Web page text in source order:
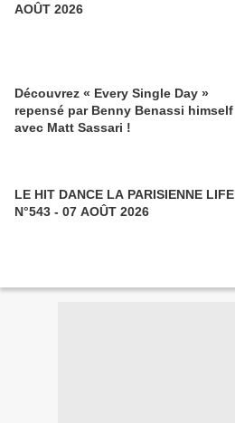
AOÛT 2026
Découvrez « Every Single Day »
repensé par Benny Benassi himself
avec Matt Sassari !
LE HIT DANCE LA PARISIENNE LIFE
N°543 - 07 AOÛT 2026